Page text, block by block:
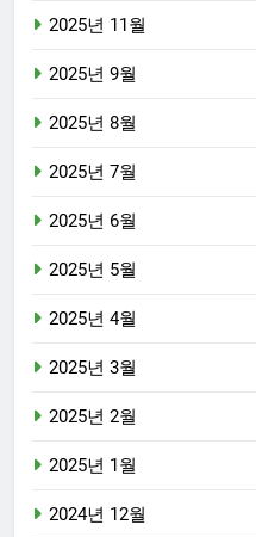
2025년 11월
2025년 9월
2025년 8월
2025년 7월
2025년 6월
2025년 5월
2025년 4월
2025년 3월
2025년 2월
2025년 1월
2024년 12월